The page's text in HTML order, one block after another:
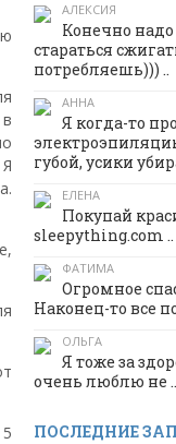
АЛЕКСИЯ
Конечно
стараться
потребляешь))) ..
АННА
Я когда-то
губой, усики
ЕЛЕНА
Покупай
sleepything.com ..
ФАТИМА
Огромное
Наконец-то все
ОЛЬГА
Я тоже за
очень люблю не ..
ПОСЛЕДНИЕ